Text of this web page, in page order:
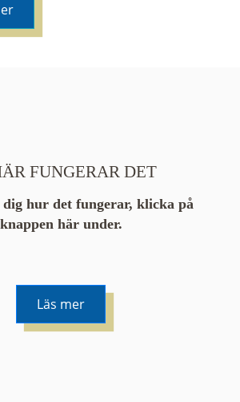
FUNGERAR DET
hur det fungerar, klicka på
knappen här under.
Läs mer